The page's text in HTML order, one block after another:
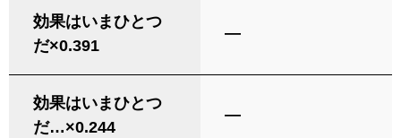
効果はいまひとつ
だ×0.391
―
効果はいまひとつ
だ…×0.244
―